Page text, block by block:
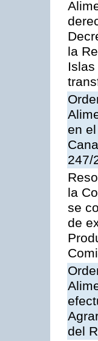
la
en
247/
la
se
de
del